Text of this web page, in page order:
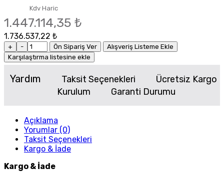
Kdv Haric
1.447.114,35 ₺
1.736.537,22 ₺
+ - Ön Sipariş Ver
Alışveriş Listeme Ekle
Karşılaştırma listesine ekle
Yardım Taksit Seçenekleri
Ücretsiz Kargo
Kurulum
Garanti Durumu
Açıklama
Yorumlar (0)
Taksit Seçenekleri
Kargo & İade
Kargo & İade